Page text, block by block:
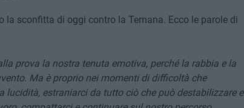
la sconfitta di oggi contro la Ternana. Ecco le parole di
prova la nostra tenuta emotiva, perché la rabbia e la
Ma è proprio nei momenti di difficoltà che
lucidità, estraniarci da tutto ciò che può destabilizzare e